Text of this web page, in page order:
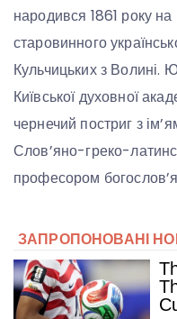
народився 1861 року на
старовинного
Кульчицьких з Волині.
Київської духовної
чернечий постриг з
Слов’яно-греко-
професором